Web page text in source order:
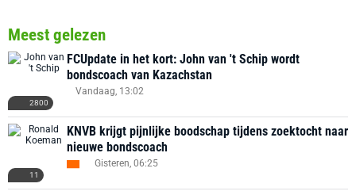
Meest gelezen
2800
FCUpdate in het kort: John van 't Schip wordt
bondscoach van Kazachstan
Vandaag, 13:02
11
KNVB krijgt pijnlijke boodschap tijdens zoektocht naar
nieuwe bondscoach
Gisteren, 06:25